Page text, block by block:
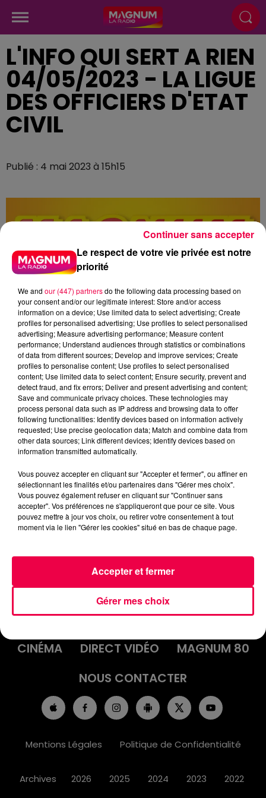
L'INFO QUI SERT A RIEN
04/05/2023 - LA LIGUE
DES OFFICIERS D'ETAT
CIVIL
Publié : 4 mai 2023 à 15h15
podcasts/2023/05/IQSAR-du-jeudi-04-mai.mp3
ACCUEIL INFOS
EMISSIONS
AGENDA
JEUX
PODCASTS
CINÉMA
DIRECT VIDÉO
MAGNUM 80
NOUS CONTACTER
Mentions Légales Politique de Confidentialité
Archives 2026 2025 2024 2023 2022
Le respect de votre vie privée est notre
priorité
We and our (447) partnersdo the following data processing based on
your consent and/or our legitimate interest: Store and/or access
information on a device; Use limited data to select advertising; Create
profiles for personalised advertising; Use profiles to select personalised
advertising; Measure advertising performance; Measure content
performance; Understand audiences through statistics or combinations
of data from different sources; Develop and improve services; Create
profiles to personalise content; Use profiles to select personalised
content; Use limited data to select content; Ensure security, prevent and
detect fraud, and fix errors; Deliver and present advertising and content;
Save and communicate privacy choices. These technologies may
process personal data such as IP address and browsing data to offer
following functionalities: Identify devices based on information actively
requested; Use precise geolocation data; Match and combine data from
other data sources; Link different devices; Identify devices based on
information transmitted automatically.
Vous pouvez accepter en cliquant sur "Accepter et fermer", ou affiner en
sélectionnant les finalités et/ou partenaires dans "Gérer mes choix".
Vous pouvez également refuser en cliquant sur "Continuer sans
accepter". Vos préférences ne s'appliqueront que pour ce site. Vous
pouvez mettre à jour vos choix, ou retirer votre consentement à tout
moment via le lien "Gérer les cookies" situé en bas de chaque page.
Gérer mes choix
Accepter et fermer
Continuer sans accepter